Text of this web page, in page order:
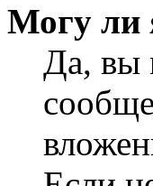
Могу ли
Да, вы